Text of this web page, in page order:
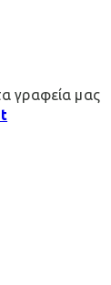
γραφεία μας